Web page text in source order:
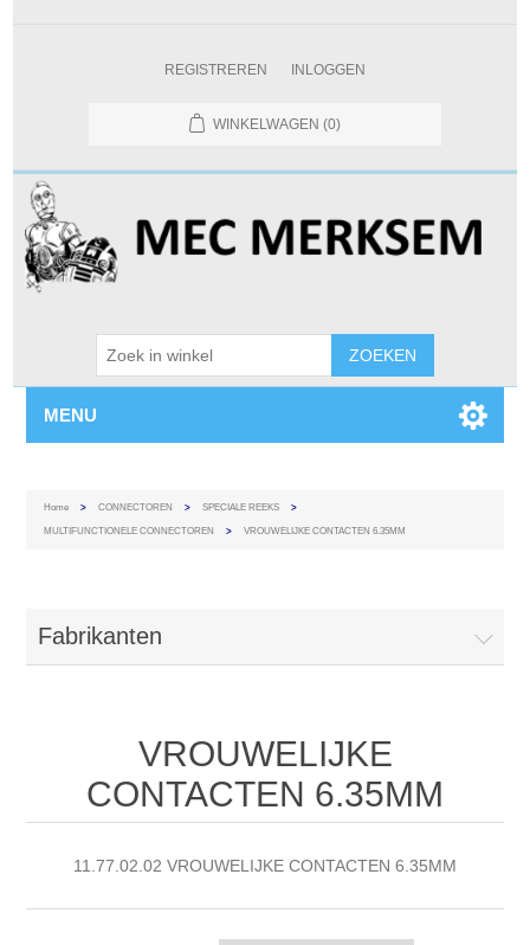
REGISTREREN INLOGGEN
WINKELWAGEN (0)
MENU
Home > CONNECTOREN > SPECIALE REEKS >
MULTIFUNCTIONELE CONNECTOREN > VROUWELIJKE CONTACTEN 6.35MM
Fabrikanten
VROUWELIJKE
CONTACTEN 6.35MM
11.77.02.02 VROUWELIJKE CONTACTEN 6.35MM